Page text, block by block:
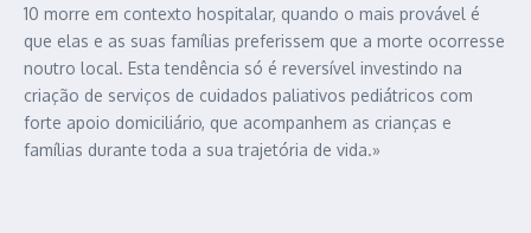
10 morre em contexto hospitalar, quando o mais provável é
que elas e as suas famílias preferissem que a morte ocorresse
noutro local. Esta tendência só é reversível investindo na
criação de serviços de cuidados paliativos pediátricos com
forte apoio domiciliário, que acompanhem as crianças e
famílias durante toda a sua trajetória de vida.»